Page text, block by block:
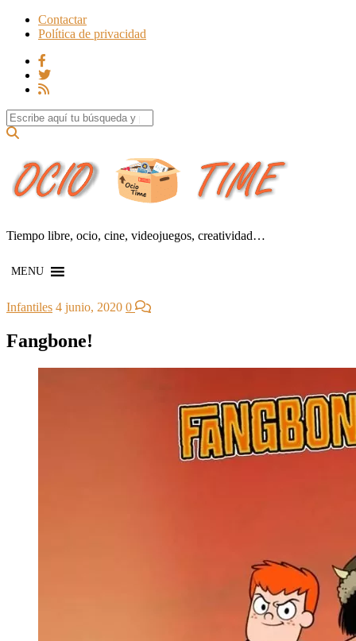
Contactar
Política de privacidad
Search for:
Tiempo libre, ocio, cine, videojuegos, creatividad…
MENU
Infantiles 4 junio, 2020 0
Fangbone!